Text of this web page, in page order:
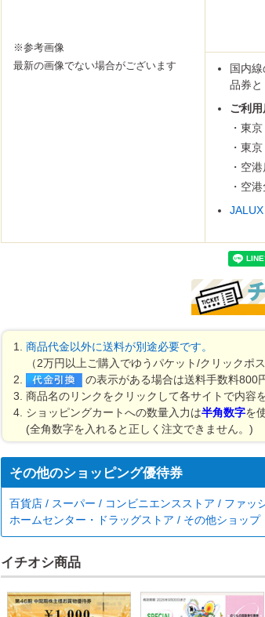
※参考画像
最新の画像でない場合がございます
国内
品券と
ご利
・東
・東
・空
・空
商品代金以外に送料が別途必要です。
（2万円以上ご購入でゆうパケット/クリックポ
の表示がある場合は送料手数料800
商品名のリンクをクリックして各サイトで内容
ショッピングカートへの数量入力は半角数字を
(全角数字を入れると正しく注文できません。)
その他のショッピング優待券
百貨店 / スーパー / コンビニエンスストア / ファッ
ホームセンター・ドラッグストア / その他ショップ
イチオシ商品
東京サマーランド
よみうりランド
富士急ハイランド
その他テーマパーク・遊園地
美術館・博物館
動物園・水族館
図書カード